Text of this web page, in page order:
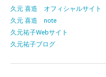
久元 喜造 オフィシャルサイト
久元 喜造 note
久元祐子Webサイト
久元祐子ブログ